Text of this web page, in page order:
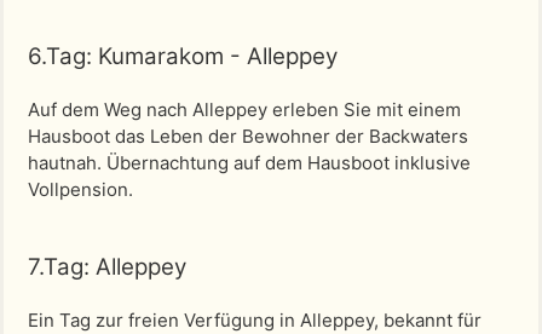
6.Tag: Kumarakom - Alleppey
Auf dem Weg nach Alleppey erleben Sie mit einem
Hausboot das Leben der Bewohner der Backwaters
hautnah. Übernachtung auf dem Hausboot inklusive
Vollpension.
7.Tag: Alleppey
Ein Tag zur freien Verfügung in Alleppey, bekannt für